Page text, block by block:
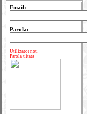
Email:
Parola:
Utilizator nou
Parola uitata